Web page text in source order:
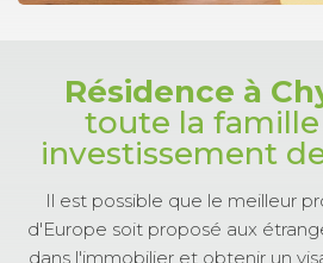
Résidence à
toute la famille
investissement
Il est possible que le meilleur
d'Europe soit proposé aux
dans l'immobilier et obtenir un